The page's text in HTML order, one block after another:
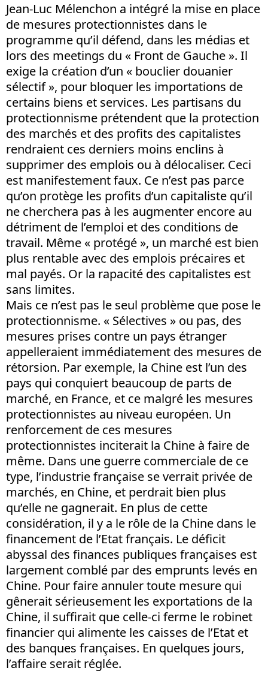
Jean-Luc Mélenchon a intégré la mise en place
de mesures protectionnistes dans le
programme qu’il défend, dans les médias et
lors des meetings du « Front de Gauche ». Il
exige la création d’un « bouclier douanier
sélectif », pour bloquer les importations de
certains biens et services. Les partisans du
protectionnisme prétendent que la protection
des marchés et des profits des capitalistes
rendraient ces derniers moins enclins à
supprimer des emplois ou à délocaliser. Ceci
est manifestement faux. Ce n’est pas parce
qu’on protège les profits d’un capitaliste qu’il
ne cherchera pas à les augmenter encore au
détriment de l’emploi et des conditions de
travail. Même « protégé », un marché est bien
plus rentable avec des emplois précaires et
mal payés. Or la rapacité des capitalistes est
sans limites.
Mais ce n’est pas le seul problème que pose le
protectionnisme. « Sélectives » ou pas, des
mesures prises contre un pays étranger
appelleraient immédiatement des mesures de
rétorsion. Par exemple, la Chine est l’un des
pays qui conquiert beaucoup de parts de
marché, en France, et ce malgré les mesures
protectionnistes au niveau européen. Un
renforcement de ces mesures
protectionnistes inciterait la Chine à faire de
même. Dans une guerre commerciale de ce
type, l’industrie française se verrait privée de
marchés, en Chine, et perdrait bien plus
qu’elle ne gagnerait. En plus de cette
considération, il y a le rôle de la Chine dans le
financement de l’Etat français. Le déficit
abyssal des finances publiques françaises est
largement comblé par des emprunts levés en
Chine. Pour faire annuler toute mesure qui
gênerait sérieusement les exportations de la
Chine, il suffirait que celle-ci ferme le robinet
financier qui alimente les caisses de l’Etat et
des banques françaises. En quelques jours,
l’affaire serait réglée.